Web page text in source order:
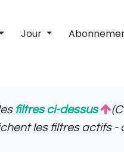
Jour
filtres ci-dessus
les filtres actifs